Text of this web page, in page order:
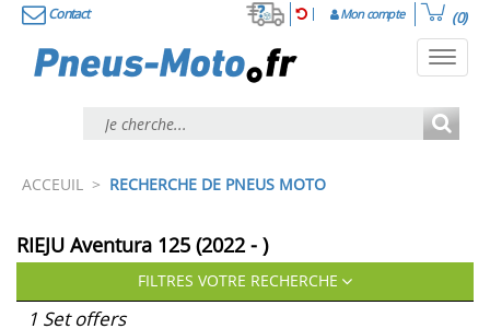
Contact Mon compte (0)
ACCEUIL > RECHERCHE DE PNEUS MOTO
RIEJU Aventura 125 (2022 - )
FILTRES VOTRE RECHERCHE
1 Set offers